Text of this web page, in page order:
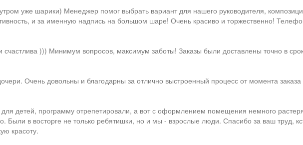
уже шарики) Менеджер помог выбрать вариант для нашего руководителя,
и за именную надпись на большом шаре! Очень красиво и торжественно!
))) Минимум вопросов, максимум заботы! Заказы были доставлены точно в
Очень довольны и благодарны за отлично выстроенный процесс от момента
детей, программу отрепетировали, а вот с оформлением помещения немного
Были в восторге не только ребятишки, но и мы - взрослые люди. Спасибо за ваш труд,
красоту.